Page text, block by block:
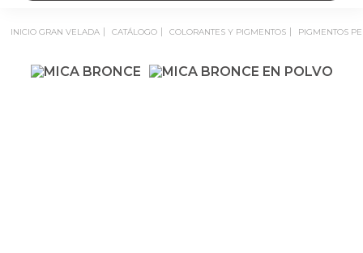
INICIO GRAN VELADA CATÁLOGO COLORANTES Y PIGMENTOS PIGMENTOS